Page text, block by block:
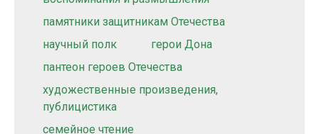
памятники защитникам Отечества
научный полк
герои Дона
пантеон героев Отечества
художественные произведения,
публицистика
семейное чтение